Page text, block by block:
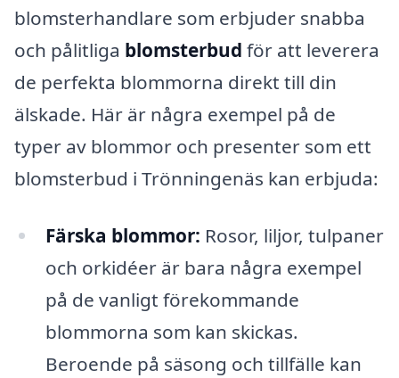
blomsterhandlare som erbjuder snabba
och pålitliga blomsterbud för att leverera
de perfekta blommorna direkt till din
älskade. Här är några exempel på de
typer av blommor och presenter som ett
blomsterbud i Trönningenäs kan erbjuda:
Färska blommor: Rosor, liljor, tulpaner
och orkidéer är bara några exempel
på de vanligt förekommande
blommorna som kan skickas.
Beroende på säsong och tillfälle kan